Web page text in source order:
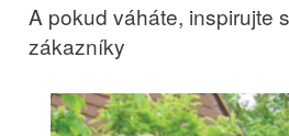
A pokud váháte, inspirujte
zákazníky